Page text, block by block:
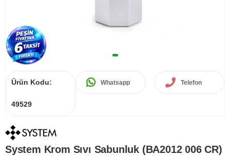
Ürün Kodu:
49529
Whatsapp Telefon
System Krom Sıvı Sabunluk (BA2012 006 CR)